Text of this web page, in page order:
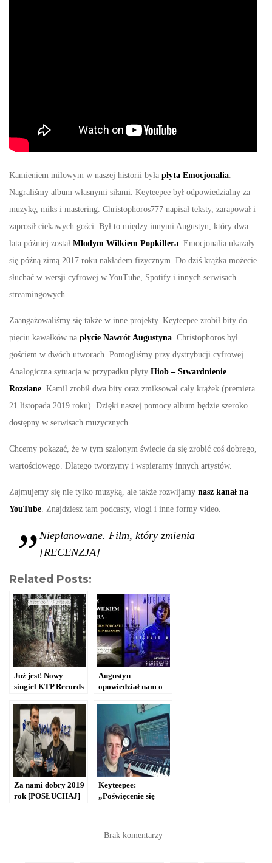
Kamieniem milowym w naszej historii była płyta Emocjonalia.
Nagraliśmy album własnymi siłami. Keyteepee był odpowiedzialny za
muzykę, miks i mastering. Christophoros777 napisał teksty, zarapował i
zaprosił ciekawych gości. Był to między innymi Augustyn, który dwa
lata później został Młodym Wilkiem Popkillera. Emocjonalia ukazały
się późną zimą 2017 roku nakładem fizycznym. Do dziś krążka możecie
słuchać w wersji cyfrowej w YouTube, Spotify i innych serwisach
streamingowych.
Zaangażowaliśmy się także w inne projekty. Keyteepee zrobił bity do
pięciu kawałków na płycie Nawrót Augustyna. Christophoros był
gościem w dwóch utworach. Pomogliśmy przy dystrybucji cyfrowej.
Analogiczna sytuacja w przypadku płyty Hiob – Stwardnienie
Rozsiane. Kamil zrobił dwa bity oraz zmiksował cały krążek (premiera
21 listopada 2019 roku). Dzięki naszej pomocy album będzie szeroko
dostępny w serwisach muzycznych.
Chcemy pokazać, że w tym szalonym świecie da się zrobić coś dobrego,
wartościowego. Dlatego tworzymy i wspieramy innych artystów.
Zajmujemy się nie tylko muzyką, ale także rozwijamy nasz kanał na
YouTube. Znajdziesz tam podcasty, vlogi i inne formy video.
Nieplanowane. Film, który zmienia
[RECENZJA]
Related Posts:
Już jest! Nowy
singiel KTP Records
Augustyn
opowiedział nam o
[PODCAST]
Za nami dobry 2019
rok [POSŁUCHAJ]
Keyteepee:
„Poświęcenie się
[WYWIAD]
Brak komentarzy